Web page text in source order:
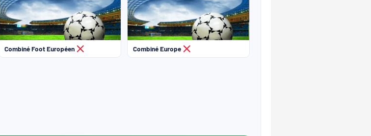
Combiné Foot Européen Combiné Europe